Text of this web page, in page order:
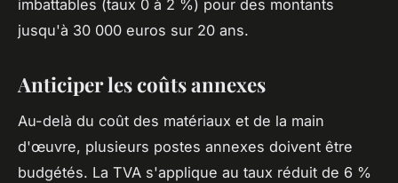
imbattables (taux 0 à 2 %) pour des montants
jusqu'à 30 000 euros sur 20 ans.
Anticiper les coûts annexes
Au-delà du coût des matériaux et de la main
d'œuvre, plusieurs postes annexes doivent être
budgétés. La TVA s'applique au taux réduit de 6 %